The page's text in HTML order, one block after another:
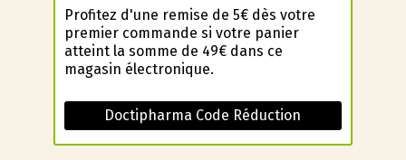
Profitez d'une remise de 5€ dès votre
premier commande si votre panier
atteint la somme de 49€ dans ce
magasin électronique.
Doctipharma Code Réduction